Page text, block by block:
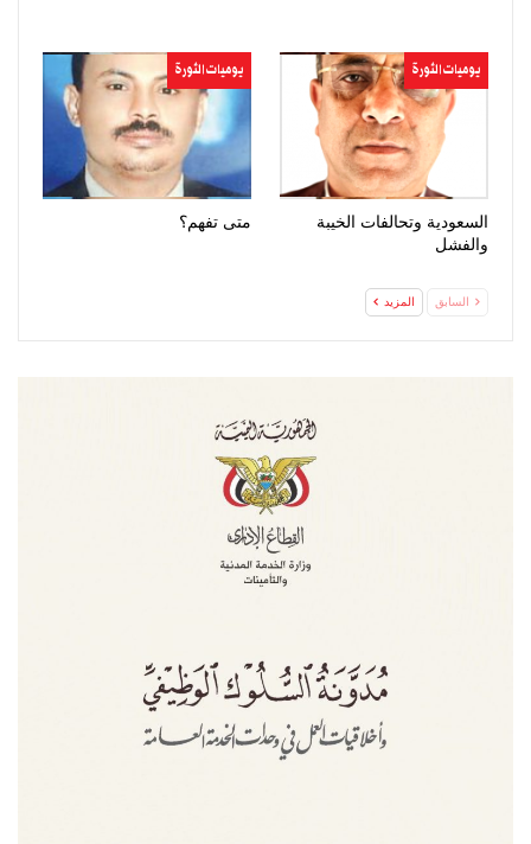
يوميات الثورة
السعودية وتحالفات الخيبة
والفشل
يوميات الثورة
متى تفهم؟
السابق المزيد